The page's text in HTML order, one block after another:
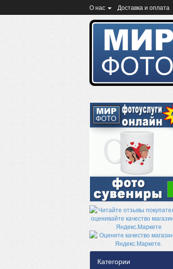
О нас Доставка и оплата
Категории